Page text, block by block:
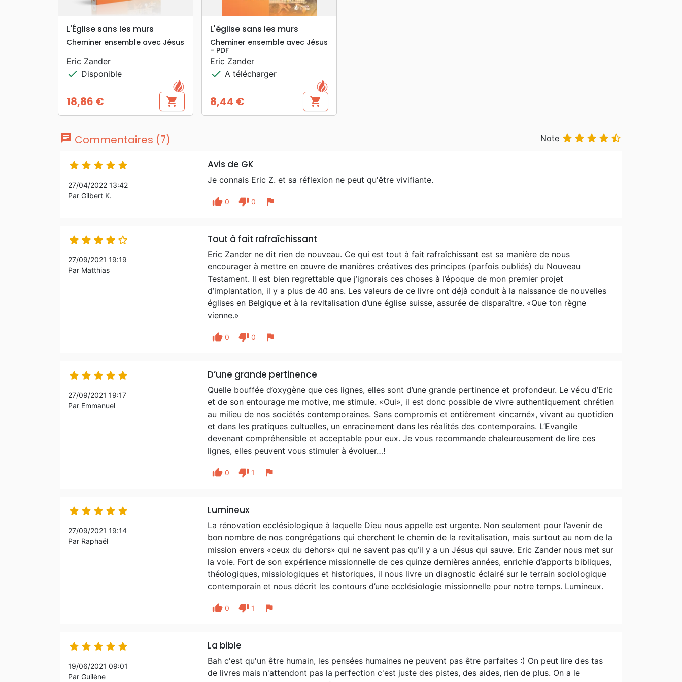
search APERÇU RAPIDE
L'Église sans les murs
Cheminer ensemble avec Jésus
Eric Zander
check Disponible
Prix
18,86 € shopping_cart
search APERÇU RAPIDE
L'église sans les murs
Cheminer ensemble avec Jésus
- PDF
Eric Zander
check A télécharger
Prix
8,44 € shopping_cart
chat Commentaires (7) Note     
    
27/04/2022 13:42
Par Gilbert K.
Avis de GK
Je connais Eric Z. et sa réflexion ne peut qu'être vivifiante.
thumb_up 0 thumb_down 0 flag
    
27/09/2021 19:19
Par Matthias
Tout à fait rafraîchissant
Eric Zander ne dit rien de nouveau. Ce qui est tout à fait rafraîchissant est sa manière de nous
encourager à mettre en œuvre de manières créatives des principes (parfois oubliés) du Nouveau
Testament. Il est bien regrettable que j’ignorais ces choses à l’époque de mon premier projet
d’implantation, il y a plus de 40 ans. Les valeurs de ce livre ont déjà conduit à la naissance de nouvelles
églises en Belgique et à la revitalisation d’une église suisse, assurée de disparaître. «Que ton règne
vienne.»
thumb_up 0 thumb_down 0 flag
    
27/09/2021 19:17
Par Emmanuel
D’une grande pertinence
Quelle bouffée d’oxygène que ces lignes, elles sont d’une grande pertinence et profondeur. Le vécu d’Eric
et de son entourage me motive, me stimule. «Oui», il est donc possible de vivre authentiquement chrétien
au milieu de nos sociétés contemporaines. Sans compromis et entièrement «incarné», vivant au quotidien
et dans les pratiques cultuelles, un enracinement dans les réalités des contemporains. L’Evangile
devenant compréhensible et acceptable pour eux. Je vous recommande chaleureusement de lire ces
lignes, elles peuvent vous stimuler à évoluer…!
thumb_up 0 thumb_down 1 flag
    
27/09/2021 19:14
Par Raphaël
Lumineux
La rénovation ecclésiologique à laquelle Dieu nous appelle est urgente. Non seulement pour l’avenir de
bon nombre de nos congrégations qui cherchent le chemin de la revitalisation, mais surtout au nom de la
mission envers «ceux du dehors» qui ne savent pas qu’il y a un Jésus qui sauve. Eric Zander nous met sur
la voie. Fort de son expérience missionnelle de ces quinze dernières années, enrichie d’apports bibliques,
théologiques, missiologiques et historiques, il nous livre un diagnostic éclairé sur le terrain sociologique
contemporain et nous décrit les contours d’une ecclésiologie missionnelle pour notre temps. Lumineux.
thumb_up 0 thumb_down 1 flag
    
19/06/2021 09:01
Par Guilène
La bible
Bah c'est qu'un être humain, les pensées humaines ne peuvent pas être parfaites :) On peut lire des tas
de livres mais n'attendont pas la perfection c'est juste des pistes, des aides, rien de plus. On a le